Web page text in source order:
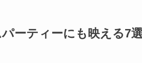
ーティーにも映える7選